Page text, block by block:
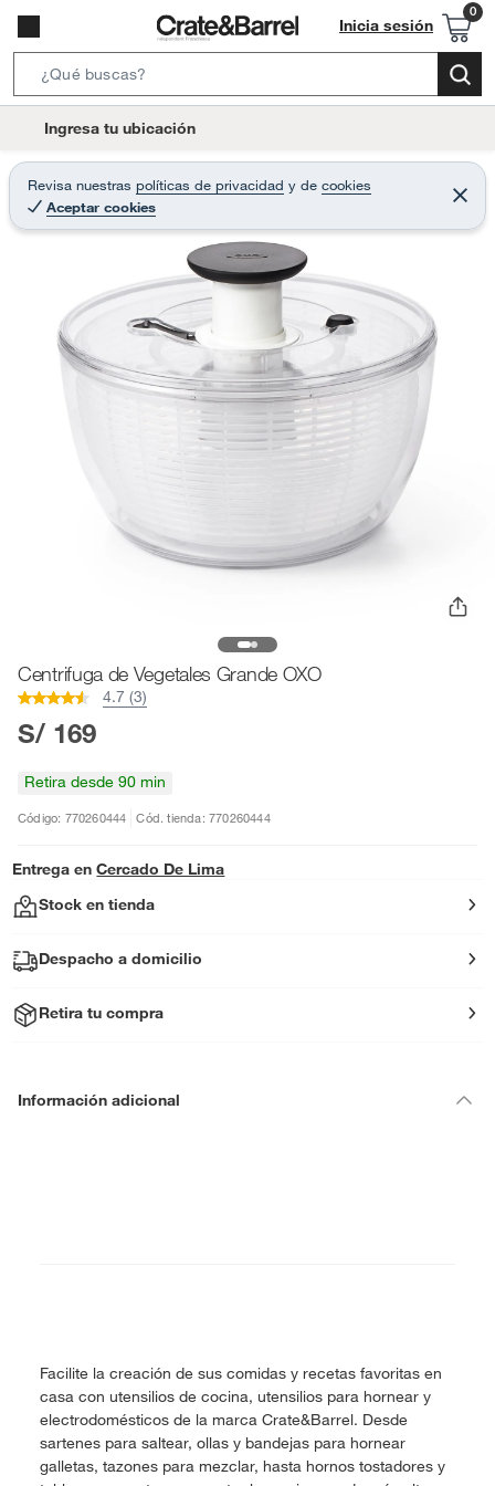
Inicia sesión
e
r
c
B
a
r
t
Ingresa tu ubicación
Revisa nuestras políticas de privacidad y de cookies
Aceptar cookies
C
e
r
Centrifuga de Vegetales Grande OXO
4.7 (3)
S/ 169
Retira desde 90 min
Código: 770260444 Cód. tienda: 770260444
Entrega en Cercado De Lima
Stock en tienda
Despacho a domicilio
Retira tu compra
Información adicional
Facilite la creación de sus comidas y recetas favoritas en
casa con utensilios de cocina, utensilios para hornear y
electrodomésticos de la marca Crate&Barrel. Desde
sartenes para saltear, ollas y bandejas para hornear
galletas, tazones para mezclar, hasta hornos tostadores y